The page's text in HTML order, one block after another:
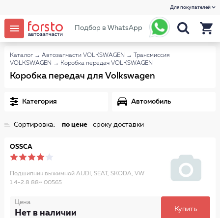
Для покупателей
Подбор в WhatsApp
Каталог → Автозапчасти VOLKSWAGEN →
Трансмиссия
VOLKSWAGEN → Коробка передач VOLKSWAGEN
Коробка передач для Volkswagen
Категория Автомобиль
Сортировка: по цене сроку доставки
OSSCA
Подшипник выжимной AUDI, SEAT, SKODA, VW
1.4-2.8 88~ 00565
Цена
Нет в наличии Купить